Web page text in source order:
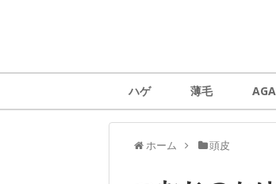
ハゲ 薄毛 AGA
ホーム 頭皮